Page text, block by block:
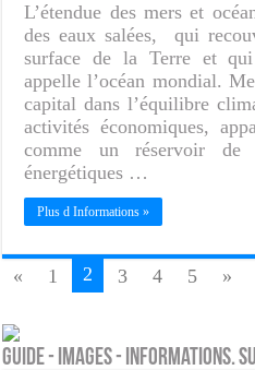
L’étendue des mers et
des eaux salées, qui
surface de la Terre et
appelle l’océan mondial.
capital dans l’équilibre
activités économiques,
comme un réservoir de
énergétiques …
Plus d Informations »
« 1 2 3 4 5 »
Guide - Images - Informations.